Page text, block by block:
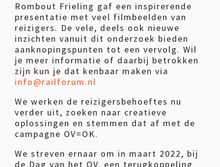
Rombout Frieling gaf een inspirerende
presentatie met veel filmbeelden van
reizigers. De vele, deels ook nieuwe
inzichten vanuit dit onderzoek bieden
aanknopingspunten tot een vervolg. Wil
je meer informatie of daarbij betrokken
zijn kun je dat kenbaar maken via
info@railforum.nl
We werken de reizigersbehoeftes nu
verder uit, zoeken naar creatieve
oplossingen en stemmen dat af met de
campagne OV=OK.
We streven ernaar om in maart 2022, bij
de Dag van het OV, een terugkoppeling